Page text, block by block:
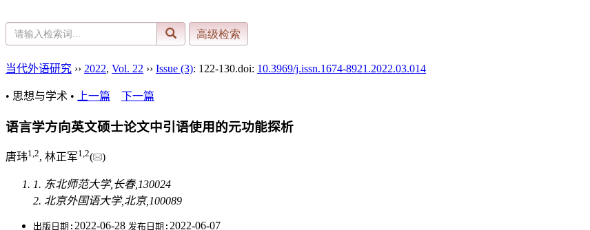
当代外语研究 ›› 2022, Vol. 22 ›› Issue (3): 122-130.doi: 10.3969/j.issn.1674-8921.2022.03.014
• 思想与学术 • 上一篇 下一篇
语言学方向英文硕士论文中引语使用的元功能探析
唐玮1 2, 林正军1 2( )
1. 东北师范大学,长春,130024
2. 北京外国语大学,北京,100089
出版日期: 2022-06-28 发布日期: 2022-06-07